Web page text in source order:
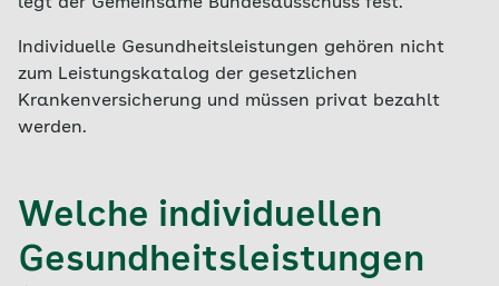
Individuelle Gesundheitsleistungen gehören nicht
zum Leistungskatalog der gesetzlichen
Krankenversicherung und müssen privat bezahlt
werden.
Welche individuellen
Gesundheitsleistungen